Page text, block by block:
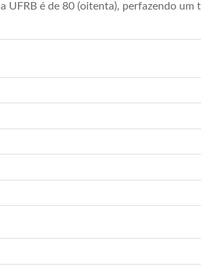
é de 80 (oitenta), perfazendo um